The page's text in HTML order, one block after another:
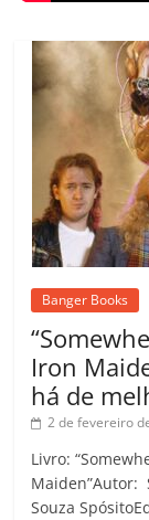
Banger Books
Iron
há de
2 de fevereiro
Livro:
Maiden”Autor:
Souza